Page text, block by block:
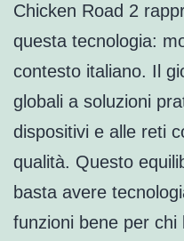
Chicken Road 2
questa tecnologia:
contesto italiano. Il
globali a soluzioni
dispositivi e alle reti
qualità. Questo
basta avere
funzioni bene per chi